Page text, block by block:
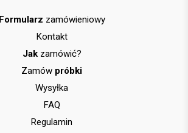
Formularz zamówieniowy
Kontakt
Jakzamówić?
Zamów próbki
Wysyłka
FAQ
Regulamin